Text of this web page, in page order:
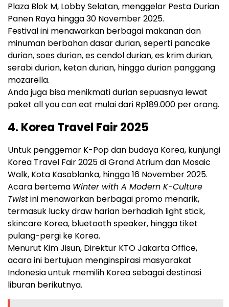
Plaza Blok M, Lobby Selatan, menggelar Pesta Durian
Panen Raya hingga 30 November 2025.
Festival ini menawarkan berbagai makanan dan
minuman berbahan dasar durian, seperti pancake
durian, soes durian, es cendol durian, es krim durian,
serabi durian, ketan durian, hingga durian panggang
mozarella.
Anda juga bisa menikmati durian sepuasnya lewat
paket all you can eat mulai dari Rp189.000 per orang.
4. Korea Travel Fair 2025
Untuk penggemar K-Pop dan budaya Korea, kunjungi
Korea Travel Fair 2025 di Grand Atrium dan Mosaic
Walk, Kota Kasablanka, hingga 16 November 2025.
Acara bertema Winter with A Modern K-Culture
Twistini menawarkan berbagai promo menarik,
termasuk lucky draw harian berhadiah light stick,
skincare Korea, bluetooth speaker, hingga tiket
pulang-pergi ke Korea.
Menurut Kim Jisun, Direktur KTO Jakarta Office,
acara ini bertujuan menginspirasi masyarakat
Indonesia untuk memilih Korea sebagai destinasi
liburan berikutnya.